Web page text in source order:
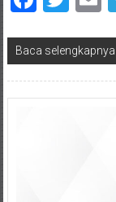
Baca selengkapnya